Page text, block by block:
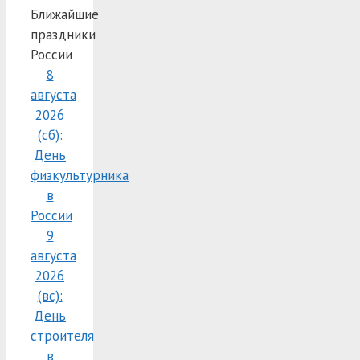
Ближайшие
праздники
России
8
августа
2026
(сб):
День
физкультурника
в
России
9
августа
2026
(вс):
День
строителя
в